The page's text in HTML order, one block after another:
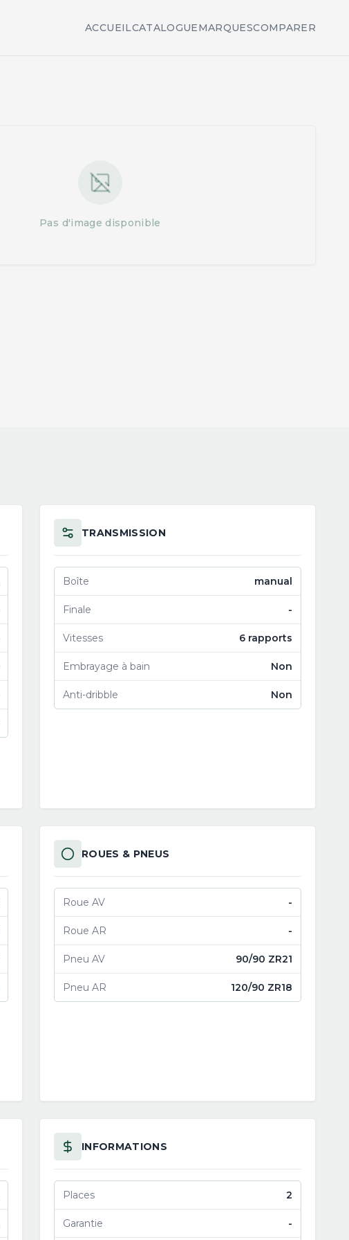
ACCUEILCATALOGUEMARQUESCOMPARER
Pas d'image disponible
TRANSMISSION
Boîte manual
Finale -
Vitesses 6 rapports
Embrayage à bain Non
Anti-dribble Non
ROUES & PNEUS
Roue AV -
Roue AR -
Pneu AV 90/90 ZR21
Pneu AR 120/90 ZR18
INFORMATIONS
Places 2
Garantie -